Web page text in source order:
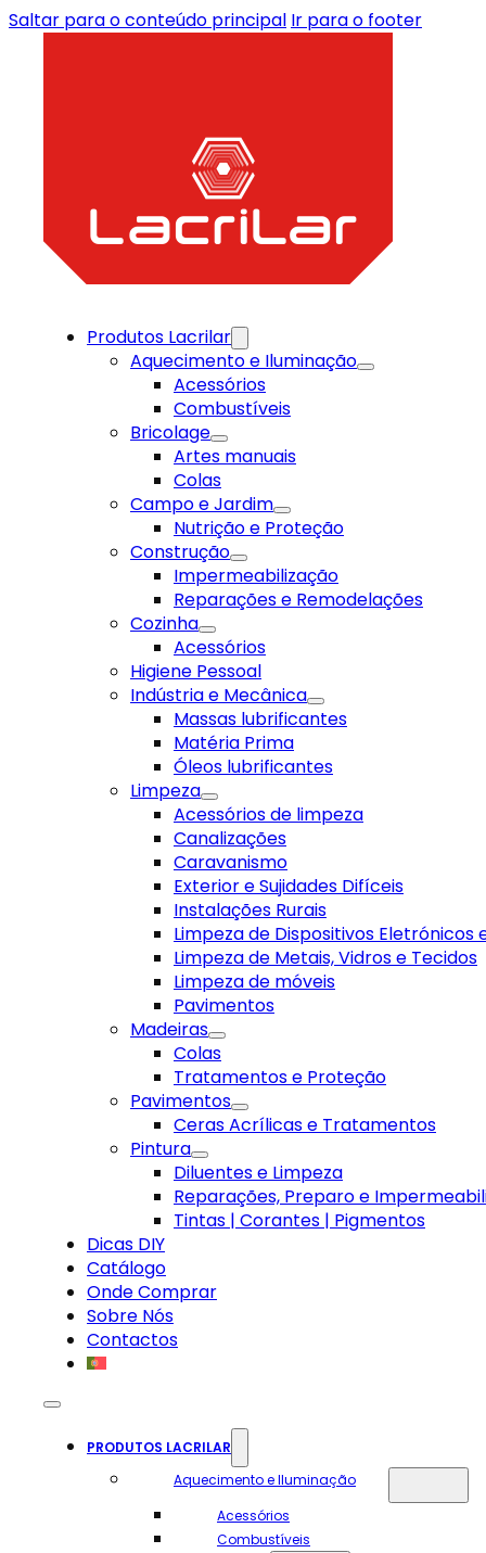
Saltar para o conteúdo principal Ir para o footer
Produtos Lacrilar
Aquecimento e Iluminação
Acessórios
Combustíveis
Bricolage
Artes manuais
Colas
Campo e Jardim
Nutrição e Proteção
Construção
Impermeabilização
Reparações e Remodelações
Cozinha
Acessórios
Higiene Pessoal
Indústria e Mecânica
Massas lubrificantes
Matéria Prima
Óleos lubrificantes
Limpeza
Acessórios de limpeza
Canalizações
Caravanismo
Exterior e Sujidades Difíceis
Instalações Rurais
Limpeza de Dispositivos
Limpeza de Metais, Vidros e Tecidos
Limpeza de móveis
Pavimentos
Madeiras
Colas
Tratamentos e Proteção
Pavimentos
Ceras Acrílicas e Tratamentos
Pintura
Diluentes e Limpeza
Reparações, Preparo e
Tintas | Corantes | Pigmentos
Dicas DIY
Catálogo
Onde Comprar
Sobre Nós
Contactos
PRODUTOS LACRILAR
Aquecimento e Iluminação
Acessórios
Combustíveis